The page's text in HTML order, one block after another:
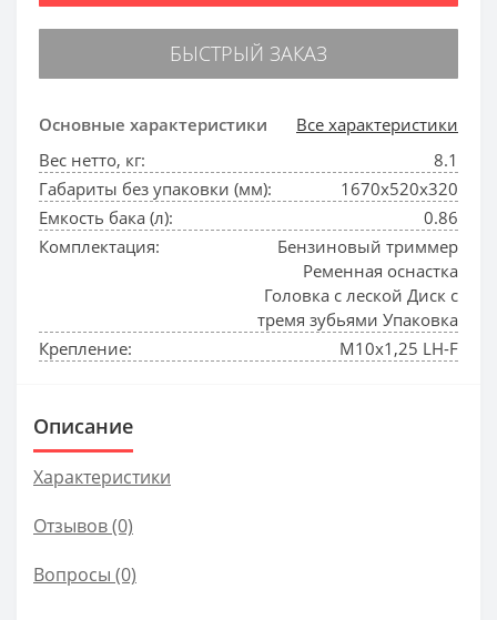
Основные характеристики
Все характеристики
Вес нетто, кг:
8.1
Габариты без упаковки (мм):
1670х520х320
Емкость бака (л):
0.86
Комплектация:
Бензиновый триммер
Ременная оснастка
Головка с леской Диск с
тремя зубьями Упаковка
Крепление:
М10х1,25 LH-F
БЫСТРЫЙ ЗАКАЗ
Описание
Характеристики
Отзывов (0)
Вопросы (0)